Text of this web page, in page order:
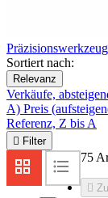
Sortiert nach:
Relevanz
Verkäufe,
A) Preis
Referenz, Z bis A
 Filter
75
